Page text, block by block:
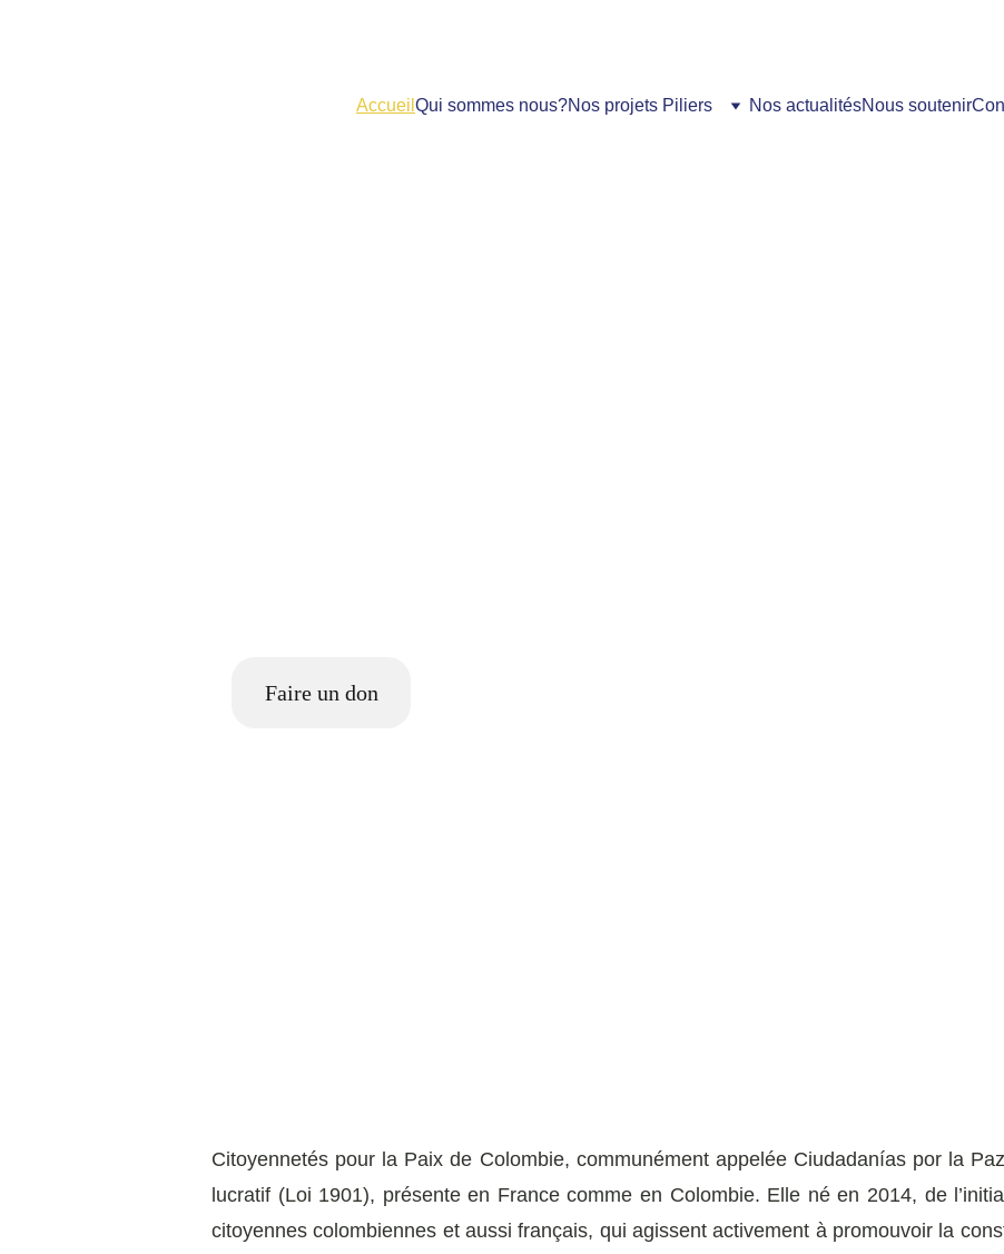
Accueil Qui sommes nous?Nos projets Piliers Nos actualitésNous soutenir
Faire un don
Citoyennetés pour la Paix de Colombie, communément appelée Ciudadanías por la
lucratif (Loi 1901), présente en France comme en Colombie. Elle né en 2014, de
citoyennes colombiennes et aussi français, qui agissent activement à promouvoir la